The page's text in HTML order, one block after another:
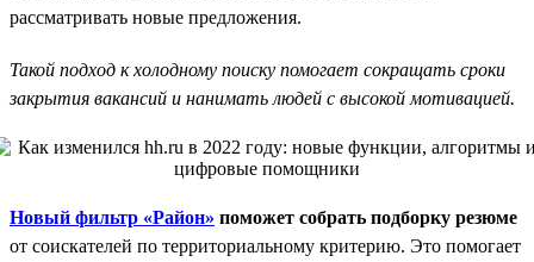
рассматривать новые предложения.
Такой подход к холодному поиску помогает сокращать сроки
закрытия вакансий и нанимать людей с высокой мотивацией.
Новый фильтр «Район» поможет собрать подборку резюме
от соискателей по территориальному критерию. Это помогает